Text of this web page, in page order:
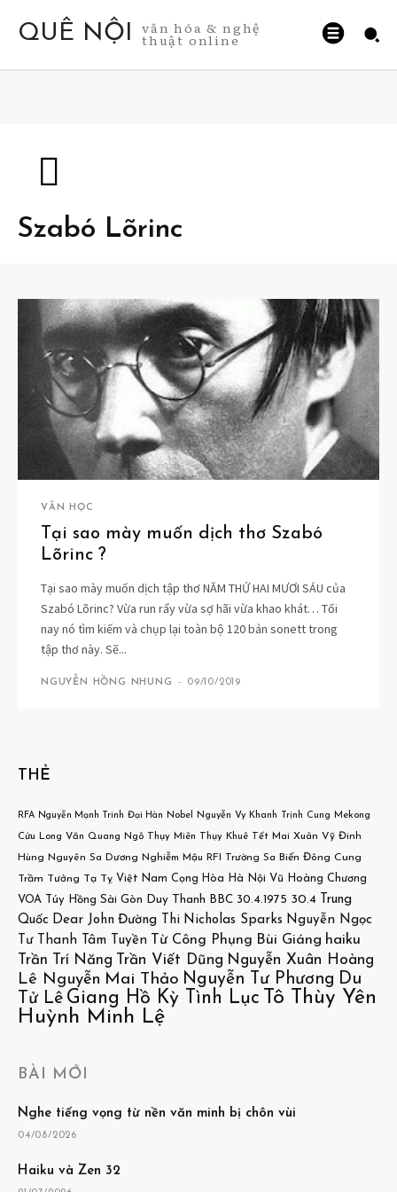
QUÊ NỘI văn hóa & nghệ
thuật online
Szabó Lõrinc
VĂN HỌC
Tại sao mày muốn dịch thơ Szabó
Lõrinc ?
Tại sao mày muốn dịch tập thơ NĂM THỨ HAI MƯƠI SÁU của
Szabó Lõrinc? Vừa run rẩy vừa sợ hãi vừa khao khát… Tối
nay nó tìm kiếm và chụp lại toàn bộ 120 bản sonett trong
tập thơ này. Sẽ...
NGUYỄN HỒNG NHUNG - 09/10/2019
THẺ
RFA Nguyễn Mạnh Trinh Đại Hàn Nobel Nguyễn Vy Khanh Trịnh Cung Mekong
Cửu Long Văn Quang Ngô Thụy Miên Thụy Khuê Tết Mai Xuân Vỹ Đinh
Hùng Nguyên Sa Dương Nghiễm Mậu RFI Trường Sa Biển Đông Cung
Trầm Tưởng Tạ Tỵ Việt Nam Cọng Hòa Hà Nội Vũ Hoàng Chương
VOA
Túy Hồng Sài Gòn Duy Thanh BBC 30.4.1975 30.4
Trung
Quốc Dear John Đường Thi Nicholas Sparks Nguyễn Ngọc
Tư
Thanh Tâm Tuyền Từ Công Phụng Bùi Giáng haiku
Trần Trí Năng
Trần Viết Dũng Nguyễn Xuân Hoàng
Lê Nguyễn Mai Thảo Nguyễn Tư Phương Du
Tử Lê Giang Hồ Kỳ Tình Lục Tô Thùy Yên
Huỳnh Minh Lệ
BÀI MỚI
Nghe tiếng vọng từ nền văn minh bị chôn vùi
04/08/2026
Haiku và Zen 32